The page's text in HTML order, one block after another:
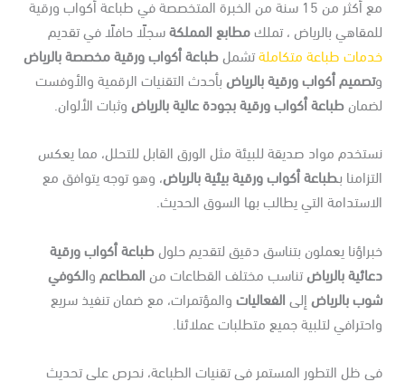
مع أكثر من 15 سنة من الخبرة المتخصصة في طباعة أكواب ورقية
بالرياض ، تملكمطابع المملكةسجلًا حافلًا في تقديم
طباعة متكاملةتشملطباعة أكواب ورقية مخصصة بالرياض
تصميم أكواب ورقية بالرياضبأحدث التقنيات الرقمية والأوفست
طباعة أكواب ورقية بجودة عالية بالرياضوثبات الألوان.
مواد صديقة للبيئة مثل الورق القابل للتحلل، مما يعكس
بـطباعة أكواب ورقية بيئية بالرياض، وهو توجه يتوافق مع
التي يطالب بها السوق الحديث.
يعملون بتناسق دقيق لتقديم حلولطباعة أكواب ورقية
بالرياضتناسب مختلف القطاعات منالمطاعموالكوفي
بالرياضإلىالفعالياتوالمؤتمرات، مع ضمان تنفيذ سريع
لتلبية جميع متطلبات عملائنا.
ظل التطور المستمر في تقنيات الطباعة، نحرص على تحديث